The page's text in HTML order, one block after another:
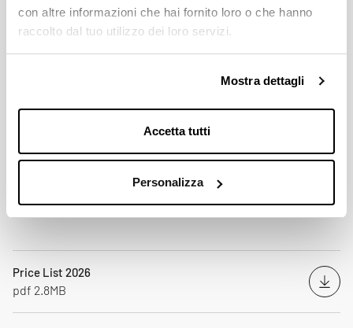
con altre informazioni che hai fornito loro o che hanno
raccolto dal tuo utilizzo dei loro servizi.
Mostra dettagli
Accetta tutti
Personalizza
165 mm - 170 mm - 172,5 mm - 175 mm
COMPATIBILITY WITH BOTTOM BRACKETS
32 / 34 / 36 / 38
ダウンロード
Price List 2026
pdf 2.8MB